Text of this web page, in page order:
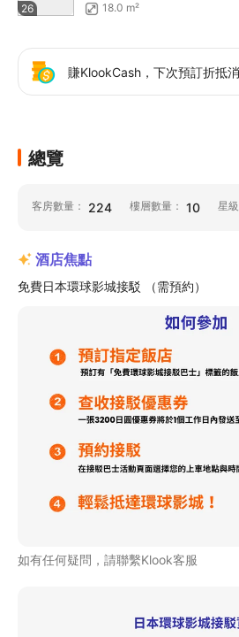
26
18.0 m²
賺KlookCash，下次預訂折抵
總覽
客房數量： 224 樓層數量： 10 星
酒店焦點
免費日本環球影城接駁 （需預約）
如有任何疑問，請聯繫Klook客服